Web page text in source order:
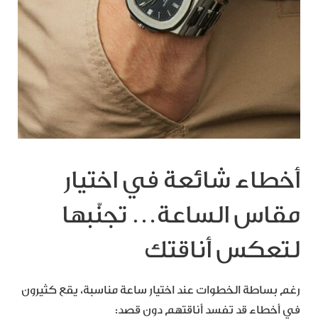
أخطاء شائعة في اختيار
مقاس الساعة… تجنّبها
لتعكس أناقتك
رغم بساطة الخطوات عند اختيار ساعة مناسبة، يقع كثيرون
في أخطاء قد تفسد أناقتهم دون قصد: